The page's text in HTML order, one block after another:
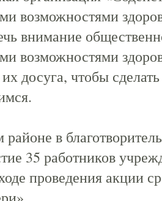
возможностями
внимание
возможностями
досуга, чтобы
в
35 работников
проведения акции